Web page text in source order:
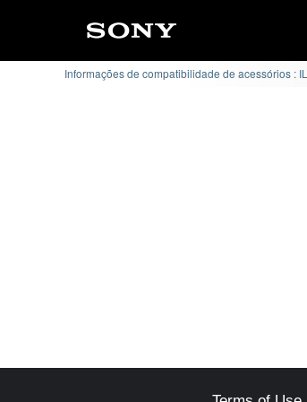
Informações de compatibilidade de acessórios :